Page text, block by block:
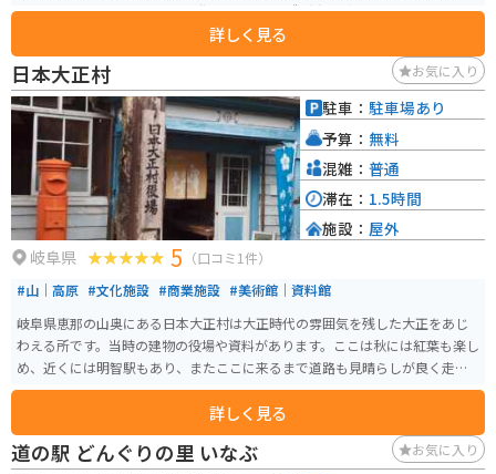
れたとされており、1998年に発見され以来保護活動が続けられています。 見
どころは8月中旬頃です。近くの道の駅「どんぐりの里いなぶ」にある観光案
内所（いなぶ観光協会）で詳しい情報を教えてもらえます。駐車場はありま
せんが県道の待避所にとめて、600mほど山中に入った所にあります。登りな
ので片道40分ほどですが、お年寄りの方も多く訪れています。
詳しく見る
日本大正村 お気に入り
岐阜県 5 （口コミ1件）
#山｜高原 #文化施設 #商業施設 #美術館｜資料館
岐阜県恵那の山奥にある日本大正村は大正時代の雰囲気を残した大正をあじ
わえる所です。当時の建物の役場や資料があります。ここは秋には紅葉も楽し
め、近くには明智駅もあり、またここに来るまで道路も見晴らしが良く走り
甲斐があります。
詳しく見る
駐車： 駐車場あり
予算： 無料
混雑： 普通
滞在： 1.5時間
施設： 屋外
道の駅 どんぐりの里 いなぶ お気に入り